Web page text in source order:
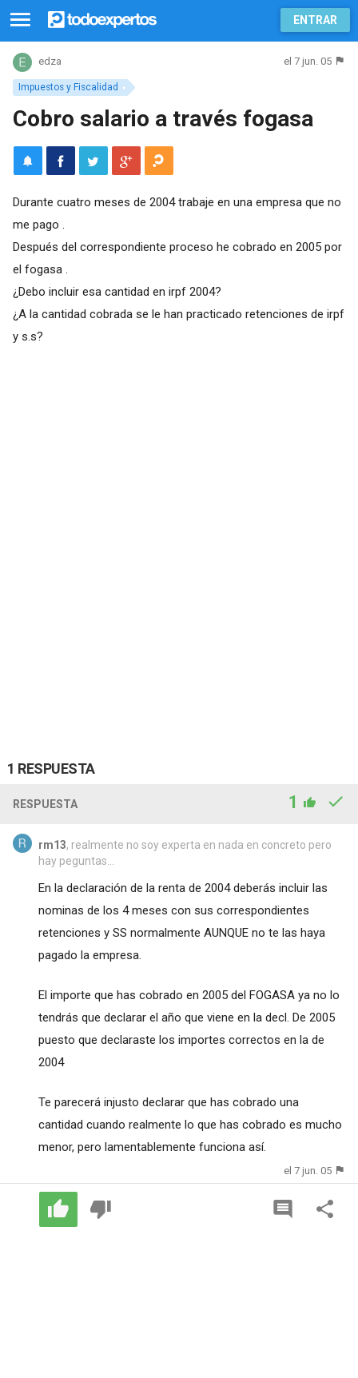
ENTRAR
Impuestos y Fiscalidad
edza el 7 jun. 05
Cobro salario a través fogasa
Durante cuatro meses de 2004 trabaje en una empresa que no
me pago .
Después del correspondiente proceso he cobrado en 2005 por
el fogasa .
¿Debo incluir esa cantidad en irpf 2004?
¿A la cantidad cobrada se le han practicado retenciones de irpf
y s.s?
1 RESPUESTA
RESPUESTA 1
rm13, realmente no soy experta en nada en concreto pero
hay peguntas...
En la declaración de la renta de 2004 deberás incluir las
nominas de los 4 meses con sus correspondientes
retenciones y SS normalmente AUNQUE no te las haya
pagado la empresa.
El importe que has cobrado en 2005 del FOGASA ya no lo
tendrás que declarar el año que viene en la decl. De 2005
puesto que declaraste los importes correctos en la de
2004
Te parecerá injusto declarar que has cobrado una
cantidad cuando realmente lo que has cobrado es mucho
menor, pero lamentablemente funciona así.
el 7 jun. 05